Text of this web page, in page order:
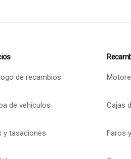
de recambios
de vehículos
y tasaciones
Cajas
Faros